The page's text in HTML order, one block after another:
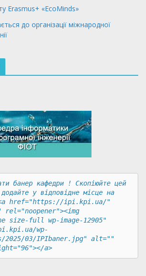
Erasmus+ «EcoMinds»
до організації міжнародної
банер кафедри ! Скопіюйте цей
у відповідне місце на
<a href="https://ipi.kpi.ua/"
size-full wp-image-12905"
wp-
2025/03/IPIbaner.jpg" alt=""
a>